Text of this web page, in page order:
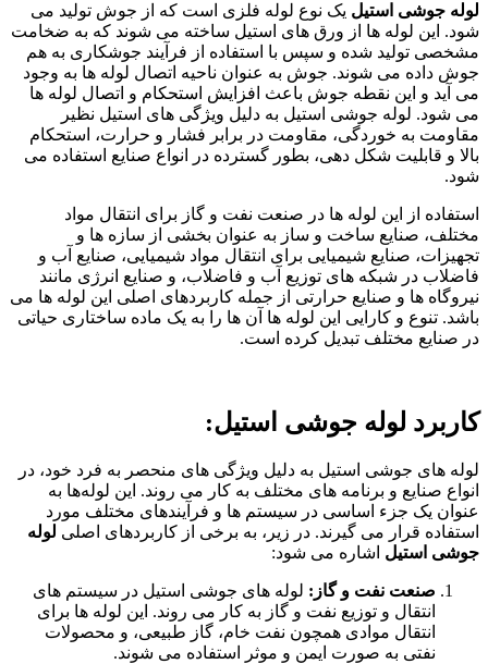
لوله جوشی استیل یک نوع لوله فلزی است که از جوش تولید می
شود. این لوله ها از ورق های استیل ساخته می شوند که به ضخامت
مشخصی تولید شده و سپس با استفاده از فرآیند جوشکاری به هم
جوش داده می شوند. جوش به عنوان ناحیه اتصال لوله ها به وجود
می آید و این نقطه جوش باعث افزایش استحکام و اتصال لوله ها
می شود. لوله جوشی استیل به دلیل ویژگی های استیل نظیر
مقاومت به خوردگی، مقاومت در برابر فشار و حرارت، استحکام
بالا و قابلیت شکل دهی، بطور گسترده در انواع صنایع استفاده می
شود.
استفاده از این لوله ها در صنعت نفت و گاز برای انتقال مواد
مختلف، صنایع ساخت و ساز به عنوان بخشی از سازه ها و
تجهیزات، صنایع شیمیایی برای انتقال مواد شیمیایی، صنایع آب و
فاضلاب در شبکه های توزیع آب و فاضلاب، و صنایع انرژی مانند
نیروگاه ها و صنایع حرارتی از جمله کاربردهای اصلی این لوله ها می
باشد. تنوع و کارایی این لوله ها آن ها را به یک ماده ساختاری حیاتی
در صنایع مختلف تبدیل کرده است.
کاربرد لوله جوشی استیل:
لوله های جوشی استیل به دلیل ویژگی های منحصر به فرد خود، در
انواع صنایع و برنامه های مختلف به کار می روند. این لوله‌ها به
عنوان یک جزء اساسی در سیستم ها و فرآیندهای مختلف مورد
استفاده قرار می گیرند. در زیر، به برخی از کاربردهای اصلی لوله
جوشی استیل اشاره می شود:
صنعت نفت و گاز: لوله های جوشی استیل در سیستم های
انتقال و توزیع نفت و گاز به کار می روند. این لوله ها برای
انتقال موادی همچون نفت خام، گاز طبیعی، و محصولات
نفتی به صورت ایمن و موثر استفاده می شوند.